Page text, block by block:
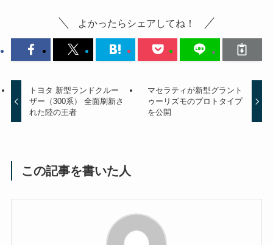
よかったらシェアしてね！
トヨタ 新型ランドクルー
ザー（300系） 全面刷新さ
れた陸の王者
マセラティが新型グラント
ゥーリズモのプロトタイプ
を公開
この記事を書いた人